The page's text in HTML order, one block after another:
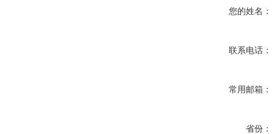
您的姓名：
联系电话：
常用邮箱：
省份：